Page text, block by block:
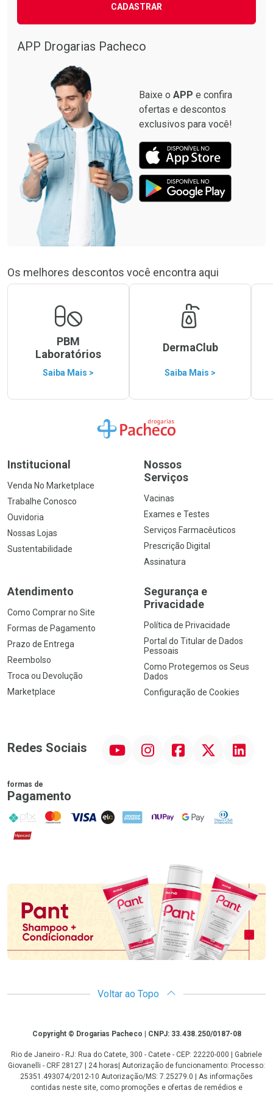
CADASTRAR
APP Drogarias Pacheco
Baixe o APP e confira
ofertas e descontos
exclusivos para você!
Os melhores descontos você encontra aqui
PBM
Laboratórios
Saiba Mais >
DermaClub
Saiba Mais >
Ir para a Home
Institucional
Venda No Marketplace
Trabalhe Conosco
Ouvidoria
Nossas Lojas
Sustentabilidade
Nossos
Serviços
Vacinas
Exames e Testes
Serviços Farmacêuticos
Prescrição Digital
Assinatura
Atendimento
Como Comprar no Site
Formas de Pagamento
Prazo de Entrega
Reembolso
Troca ou Devolução
Marketplace
Segurança e
Privacidade
Política de Privacidade
Portal do Titular de Dados
Pessoais
Como Protegemos os Seus
Dados
Configuração de Cookies
Redes Sociais InstagramFacebookTwitter Linkedin
formas de
Pagamento
PIX MasterCard
VISA ELO AMEX NuPay Google PayDiners Club
Hipercard
Promoção em Destaque
Voltar ao Topo
CopyrightCopyright © Drogarias Pacheco | CNPJ: 33.438.250/0187-08
Rio de Janeiro - RJ: Rua do Catete, 300 - Catete - CEP: 22220-000 | Gabriele
Giovanelli - CRF 28127 | 24 horas| Autorização de funcionamento: Processo:
25351.493074/2012-10 Autorização/MS: 7.25279.0 | As informações
contidas neste site, como promoções e ofertas de remédios e